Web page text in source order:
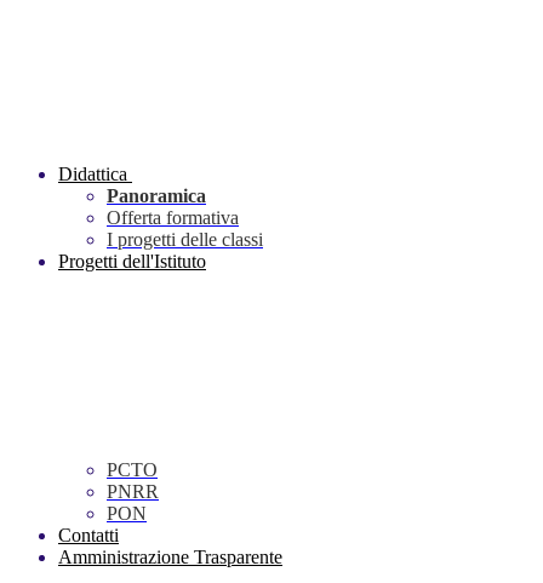
Didattica
Panoramica
Offerta formativa
I progetti delle classi
Progetti dell'Istituto
PCTO
PNRR
PON
Contatti
Amministrazione Trasparente